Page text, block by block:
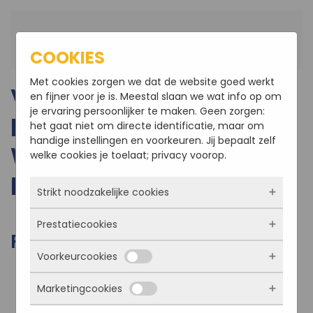
VERBOUWING EN
PLAATSEN DAKKAPEL
WOONBOERDERIJ TE
KRUISLAND
FOTO'S VAN HET PROJECT
COOKIES
Met cookies zorgen we dat de website goed werkt
en fijner voor je is. Meestal slaan we wat info op om
je ervaring persoonlijker te maken. Geen zorgen:
het gaat niet om directe identificatie, maar om
handige instellingen en voorkeuren. Jij bepaalt zelf
welke cookies je toelaat; privacy voorop.
Strikt noodzakelijke cookies
Deze cookies zorgen ervoor dat de website
überhaupt werkt. Ze zijn dus altijd actief en
kunnen niet worden uitgezet. Meestal worden
ze alleen geplaatst als jij iets doet, zoals
inloggen, een formulier invullen of je
privacyvoorkeuren opslaan. Je kunt je browser
Prestatiecookies
Met deze cookies zien we hoe vaak onze site
bezocht wordt, waar bezoekers vandaan
komen en welke pagina’s populair zijn. Zo
kunnen we de website blijven verbeteren.
Voorkeurcookies
Deze cookies onthouden jouw voorkeuren.
Bijvoorbeeld taalkeuze of ingevulde gegevens.
Marketingcookies